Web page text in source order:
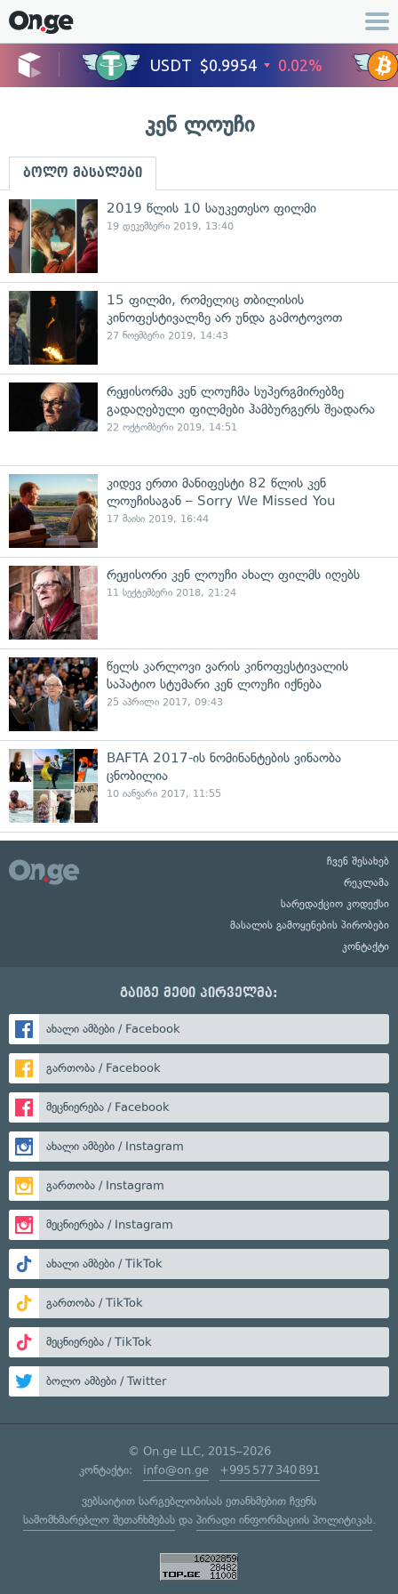
კენ ლოუჩი
ბოლო მასალები
2019 წლის 10 საუკეთესო ფილმი
19 დეკემბერი 2019, 13:40
15 ფილმი, რომელიც თბილისის
კინოფესტივალზე არ უნდა გამოტოვოთ
27 ნოემბერი 2019, 14:43
რეჟისორმა კენ ლოუჩმა სუპერგმირებზე
გადაღებული ფილმები ჰამბურგერს შეადარა
22 ოქტომბერი 2019, 14:51
კიდევ ერთი მანიფესტი 82 წლის კენ
ლოუჩისაგან – Sorry We Missed You
17 მაისი 2019, 16:44
რეჟისორი კენ ლოუჩი ახალ ფილმს იღებს
11 სექტემბერი 2018, 21:24
წელს კარლოვი ვარის კინოფესტივალის
საპატიო სტუმარი კენ ლოუჩი იქნება
25 აპრილი 2017, 09:43
BAFTA 2017-ის ნომინანტების ვინაობა
ცნობილია
10 იანვარი 2017, 11:55
ჩვენ შესახებ
რეკლამა
სარედაქციო კოდექსი
მასალის გამოყენების პირობები
კონტაქტი
გაიგე მეტი პირველმა:
ახალი ამბები / Facebook
გართობა / Facebook
მეცნიერება / Facebook
ახალი ამბები / Instagram
გართობა / Instagram
მეცნიერება / Instagram
ახალი ამბები / TikTok
გართობა / TikTok
მეცნიერება / TikTok
ბოლო ამბები / Twitter
© On.ge LLC, 2015–2026
კონტაქტი: info@on.ge +995 577 340 891
ვებსაიტით სარგებლობისას ეთანხმებით ჩვენს
სამომხმარებლო შეთანხმებასდა პირადი ინფორმაციის პოლიტიკას.